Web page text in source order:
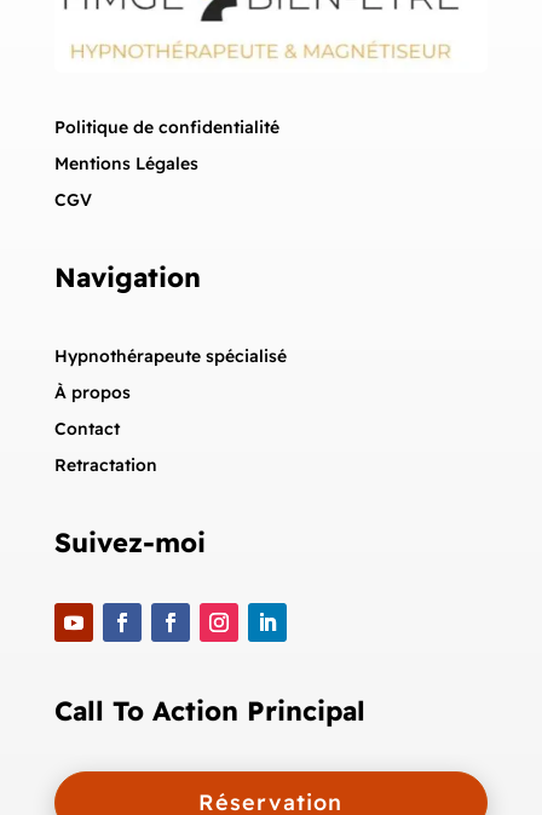
Politique de confidentialité
Mentions Légales
CGV
Navigation
Hypnothérapeute spécialisé
À propos
Contact
Retractation
Suivez-moi
Call To Action Principal
Réservation